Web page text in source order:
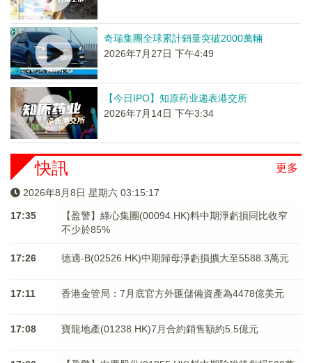
奇瑞集團全球累計銷量突破2000萬輛
2026年7月27日 下午4:49
【今日IPO】知原药业递表港交所
2026年7月14日 下午3:34
更多
快訊
2026年8月8日 星期六 03:15:17
17:35
【盈警】綠心集團(00094.HK)料中期淨虧損同比收窄
不少於85%
17:26 德適-B(02526.HK)中期歸母淨虧損擴大至5588.3萬元
17:11 香港金管局：7月底官方外匯儲備資產為4478億美元
17:08 寶龍地產(01238.HK)7月合約銷售額約5.5億元